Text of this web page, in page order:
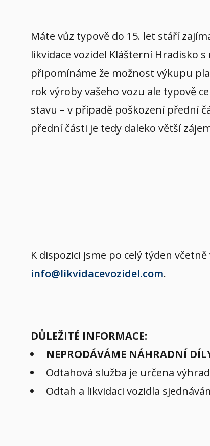
Máte vůz typově do 15. let stáří
likvidace vozidel Klášterní Hradisko
připomínáme že možnost výkupu
rok výroby vašeho vozu ale typově
stavu – v případě poškození přední
přední části je tedy daleko větší
K dispozici jsme po celý týden
info@likvidacevozidel.com.
DŮLEŽITÉ INFORMACE:
NEPRODÁVÁME NÁHRADNÍ
Odtahová služba je určena
Odtah a likvidaci vozidla